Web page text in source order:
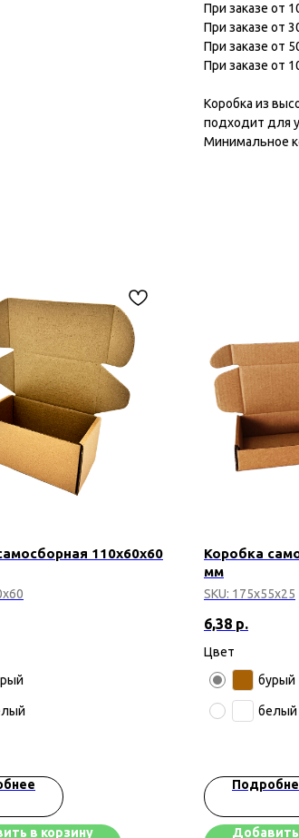
При заказе от
При заказе от
При заказе от
При заказе от
Коробка из
подходит для
Минимальное
110х60х60
в корзину
Коробка
мм
SKU: 175х55х25
6,38 р.
Цвет
бурый
белый
Добавить